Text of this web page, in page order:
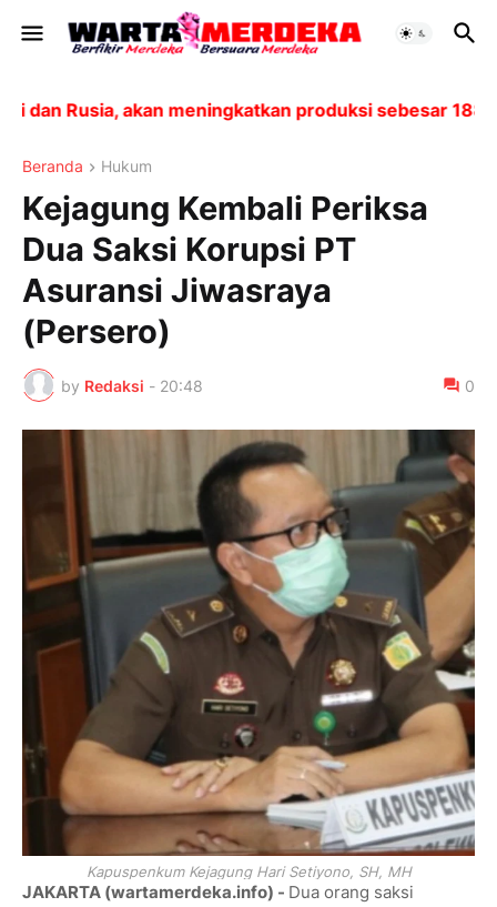
Rusia, akan meningkatkan produksi sebesar
Beranda Hukum
Kejagung Kembali Periksa
Dua Saksi Korupsi PT
Asuransi Jiwasraya
(Persero)
by Redaksi - 20:48 0
Kapuspenkum Kejagung Hari Setiyono, SH, MH
JAKARTA (wartamerdeka.info) - Dua orang saksi